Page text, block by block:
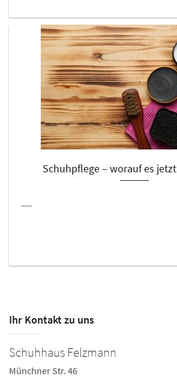
Schuhpflege – worauf es
......
Ihr Kontakt zu uns
Schuhhaus Felzmann
Münchner Str. 46